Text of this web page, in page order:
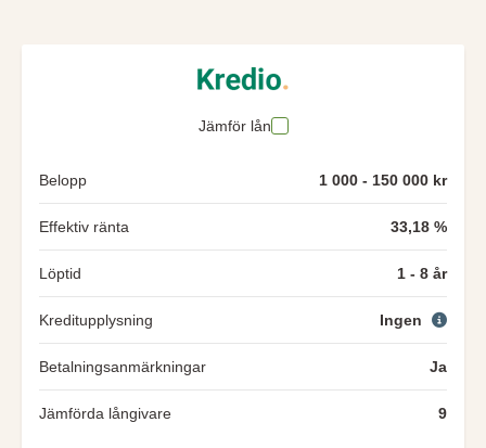
Jämför lån
Belopp 1 000 - 150 000 kr
Effektiv ränta 33,18 %
Löptid 1 - 8 år
Kreditupplysning Ingen
Betalningsanmärkningar Ja
Jämförda långivare 9